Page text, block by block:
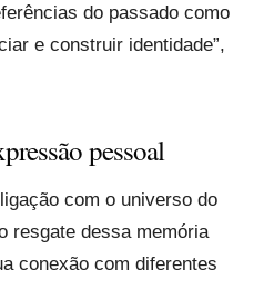
do passado como
e construir identidade”,
pessoal
com o universo do
resgate dessa memória
conexão com diferentes